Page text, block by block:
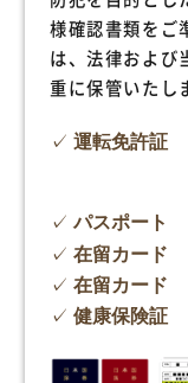
様確認書類をご
は、法律および
重に保管いたし
運転免許証
パスポート
在留カード
在留カード
健康保険証